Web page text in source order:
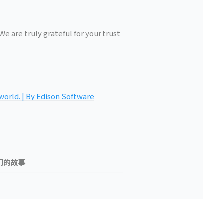
are truly grateful for your trust
| By Edison Software
的故事